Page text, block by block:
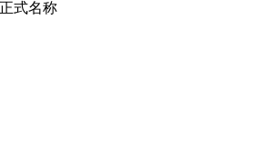
式名称